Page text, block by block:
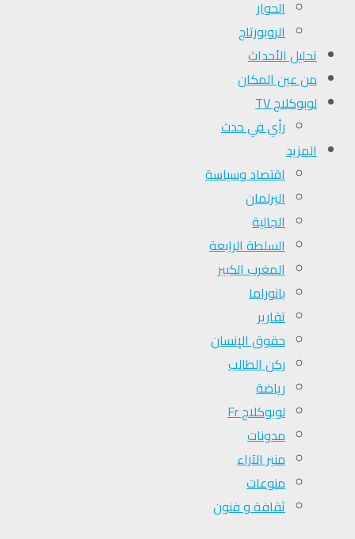
الحوار
الروبورتاج
تحلیل الأحداث
من عين المكان
لوبوكلاج TV
رأي في حدث
المزيد
اقتصاد وسياسة
البرلمان
الجالية
السلطة الرابعة
المغرب الكبير
بانوراما
تقارير
حقوق الإنسان
ركن الطالب
رياضة
لوبوكلاج Fr
مدونات
منبر الآراء
منوعات
ثقافة و فنون